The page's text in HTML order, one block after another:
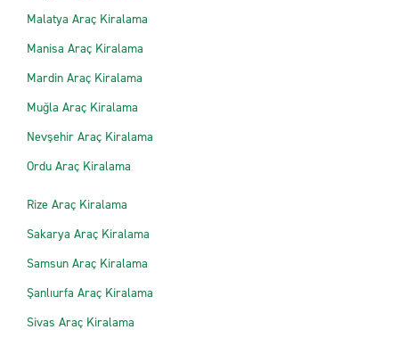
Malatya Araç Kiralama
Manisa Araç Kiralama
Mardin Araç Kiralama
Muğla Araç Kiralama
Nevşehir Araç Kiralama
Ordu Araç Kiralama
Rize Araç Kiralama
Sakarya Araç Kiralama
Samsun Araç Kiralama
Şanlıurfa Araç Kiralama
Sivas Araç Kiralama